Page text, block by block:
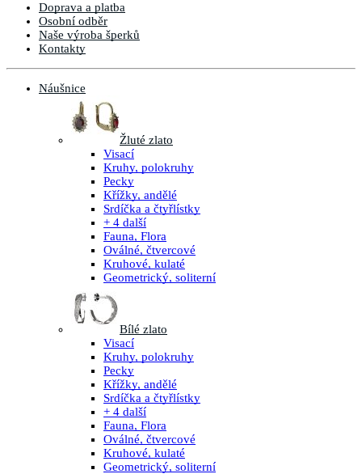
Doprava a platba
Osobní odběr
Naše výroba šperků
Kontakty
Náušnice
Žluté zlato
Visací
Kruhy, polokruhy
Pecky
Křížky, andělé
Srdíčka a čtyřlístky
+ 4 další
Fauna, Flora
Oválné, čtvercové
Kruhové, kulaté
Geometrický, soliterní
Bílé zlato
Visací
Kruhy, polokruhy
Pecky
Křížky, andělé
Srdíčka a čtyřlístky
+ 4 další
Fauna, Flora
Oválné, čtvercové
Kruhové, kulaté
Geometrický, soliterní